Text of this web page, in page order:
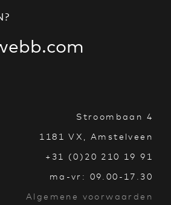
Stroombaan 4
1181 VX, Amstelveen
+31 (0)20 210 19 91
ma-vr: 09.00-17.30
Algemene voorwaarden